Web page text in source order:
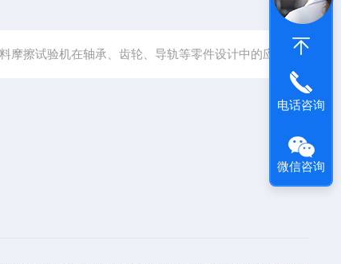
摩擦试验机在轴承、齿轮、导轨等零件设计中的应用
电话咨询
微信咨询